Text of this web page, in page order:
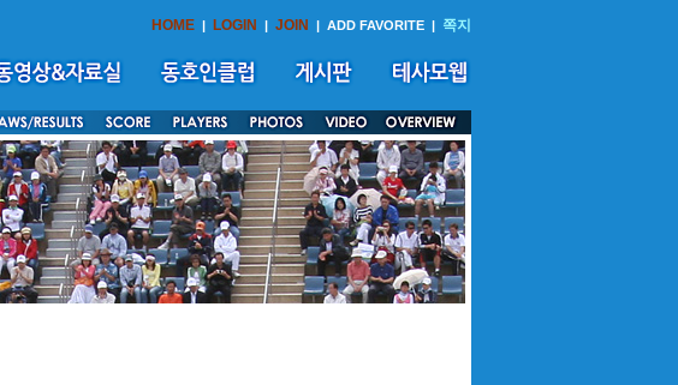
HOME | LOGIN | JOIN | ADD FAVORITE | 쪽지